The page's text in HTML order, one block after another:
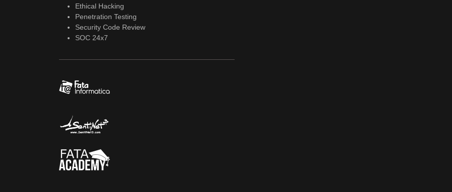
Ethical Hacking
Penetration Testing
Security Code Review
SOC 24x7